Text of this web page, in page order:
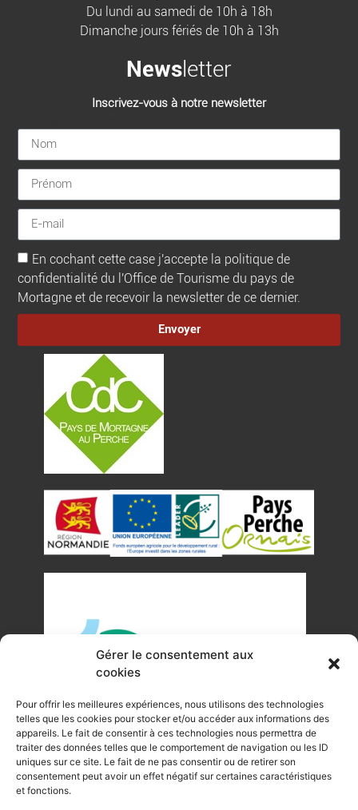
Gérer le consentement aux
cookies
Pour offrir les meilleures expériences, nous utilisons des technologies
telles que les cookies pour stocker et/ou accéder aux informations des
appareils. Le fait de consentir à ces technologies nous permettra de
traiter des données telles que le comportement de navigation ou les ID
uniques sur ce site. Le fait de ne pas consentir ou de retirer son
consentement peut avoir un effet négatif sur certaines caractéristiques
et fonctions.
Du lundi au samedi de 10h à 18h
Dimanche jours fériés de 10h à 13h
Newsletter
Inscrivez-vous à notre newsletter
En cochant cette case j'accepte la politique de
confidentialité du l'Office de Tourisme du pays de
Mortagne et de recevoir la newsletter de ce dernier.
Envoyer
©Tous droits réservés Office de Tourisme du Pays de